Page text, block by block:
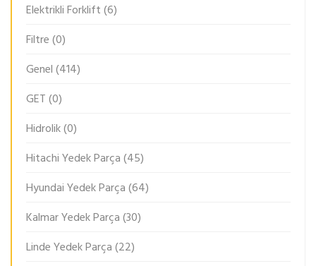
Elektrikli Forklift(6)
Filtre(0)
Genel(414)
GET(0)
Hidrolik(0)
Hitachi Yedek Parça(45)
Hyundai Yedek Parça(64)
Kalmar Yedek Parça(30)
Linde Yedek Parça(22)